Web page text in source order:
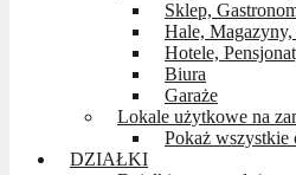
Sklep,
Hale, Magazyny,
Hotele,
Biura
Garaże
Lokale użytkowe na
Pokaż wszystkie
DZIAŁKI